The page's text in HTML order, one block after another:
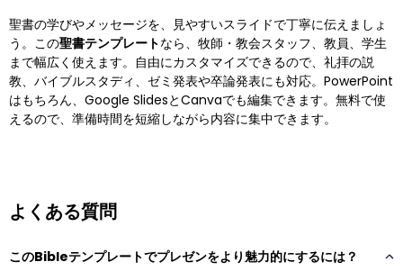
聖書の学びやメッセージを、見やすいスライドで丁寧に伝えましょ
う。この聖書テンプレートなら、牧師・教会スタッフ、教員、学生
まで幅広く使えます。自由にカスタマイズできるので、礼拝の説
教、バイブルスタディ、ゼミ発表や卒論発表にも対応。PowerPoint
はもちろん、Google SlidesとCanvaでも編集できます。無料で使
えるので、準備時間を短縮しながら内容に集中できます。
よくある質問
このBibleテンプレートでプレゼンをより魅力的にするには？